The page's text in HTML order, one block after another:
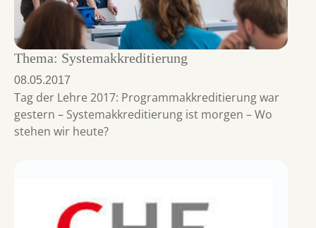
Thema: Systemakkreditierung
08.05.2017
Tag der Lehre 2017: Programmakkreditierung war
gestern – Systemakkreditierung ist morgen – Wo
stehen wir heute?